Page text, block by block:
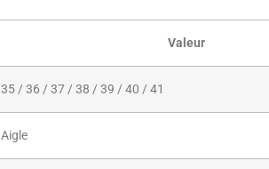
Valeur
35 / 36 / 37 / 38 / 39 / 40 / 41
Aigle